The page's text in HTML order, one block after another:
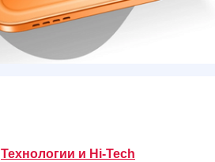
Технологии и Hi-Tech